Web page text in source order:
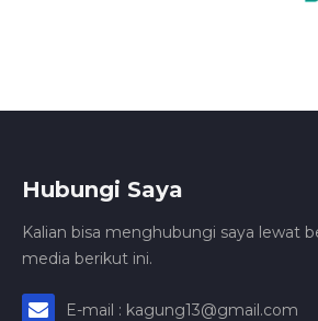
Hubungi Saya
Kalian bisa menghubungi saya lewat
media berikut ini.
E-mail : kagung13@gmail.com